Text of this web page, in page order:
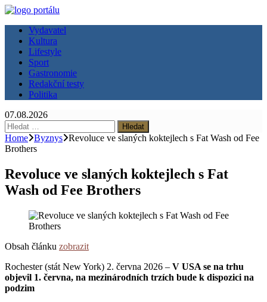
Vydavatel
Kultura
Lifestyle
Sport
Gastronomie
Redakční testy
Politika
07.08.2026
Vyhledávání
Home Byznys Revoluce ve slaných koktejlech s Fat Wash od Fee
Brothers
Revoluce ve slaných koktejlech s Fat
Wash od Fee Brothers
Obsah článku zobrazit
Rochester (stát New York) 2. června 2026 – V USA se na trhu
objevil 1. června, na mezinárodních trzích bude k dispozici na
podzim